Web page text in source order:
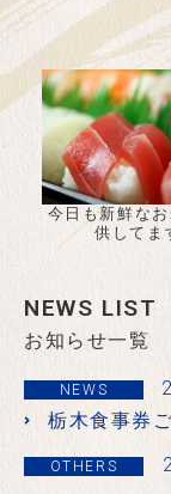
今日も新鮮な
供してま
NEWS LIST
お知らせ一覧
NEWS
栃木食事券
OTHERS